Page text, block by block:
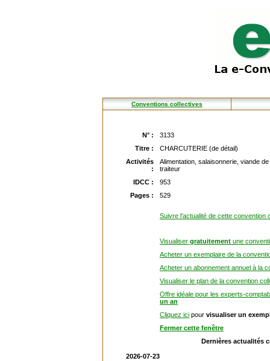
Conventions collectives
N° :
3133
Titre :
CHARCUTERIE (de détail)
Activités
:
Alimentation, salaisonnerie, viande
traiteur
IDCC :
953
Pages :
529
Suivre l'actualité de cette convention
Visualiser gratuitement une
Acheter un exemplaire de la
Acheter un abonnement annuel à la
Visualiser le plan de la convention
Offre idéale pour les experts-
un an
Cliquez ici pour visualiser un
Fermer cette fenêtre
Dernières actualités
2026-07-23